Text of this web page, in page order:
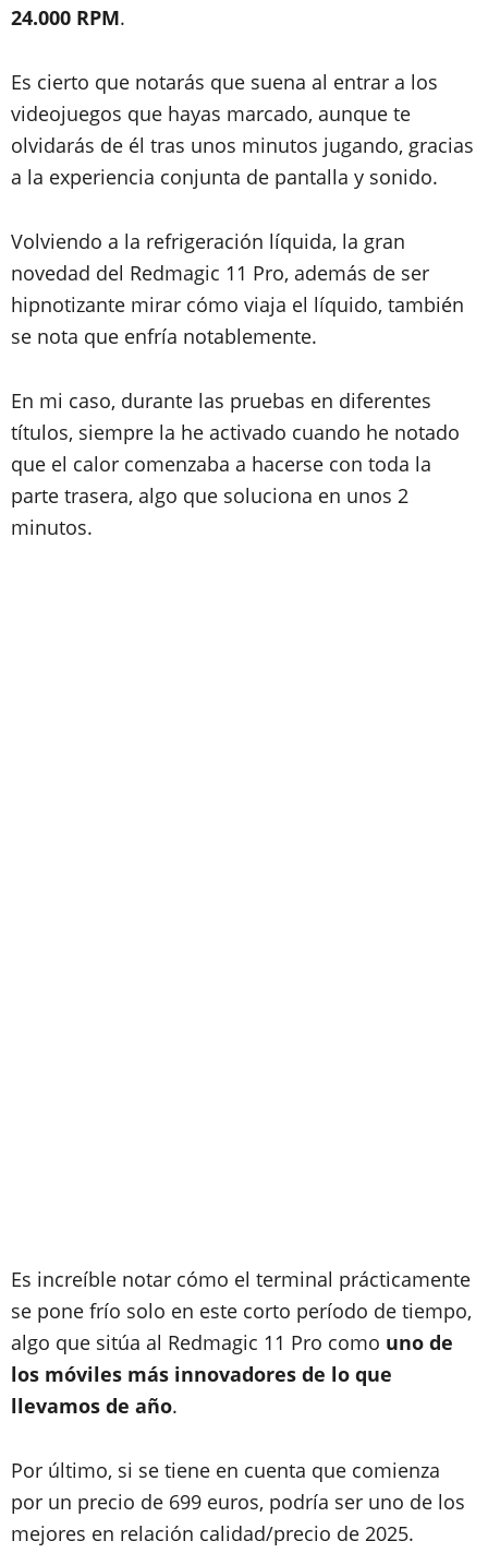
24.000 RPM.
Es cierto que notarás que suena al entrar a los
videojuegos que hayas marcado, aunque te
olvidarás de él tras unos minutos jugando, gracias
a la experiencia conjunta de pantalla y sonido.
Volviendo a la refrigeración líquida, la gran
novedad del Redmagic 11 Pro, además de ser
hipnotizante mirar cómo viaja el líquido, también
se nota que enfría notablemente.
En mi caso, durante las pruebas en diferentes
títulos, siempre la he activado cuando he notado
que el calor comenzaba a hacerse con toda la
parte trasera, algo que soluciona en unos 2
minutos.
Es increíble notar cómo el terminal prácticamente
se pone frío solo en este corto período de tiempo,
algo que sitúa al Redmagic 11 Pro como uno de
los móviles más innovadores de lo que
llevamos de año.
Por último, si se tiene en cuenta que comienza
por un precio de 699 euros, podría ser uno de los
mejores en relación calidad/precio de 2025.